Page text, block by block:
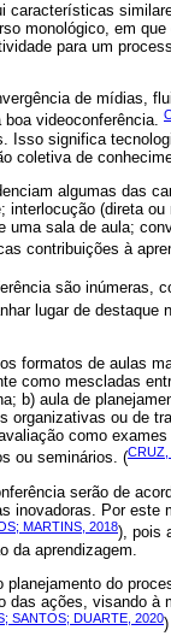
características
monológico, em
para um
de mídias,
videoconferência.
Isso significa
coletiva de
algumas das
interlocução (direta
uma sala de aula;
contribuições à
são inúmeras,
lugar de destaque
formatos de aulas
como mescladas
b) aula de
organizativas ou de
como
ou seminários. (CRUZ,
serão de
inovadoras. Por
MARTINS, 2018), pois
da aprendizagem.
do
das ações, visando
SANTOS; DUARTE, 2020